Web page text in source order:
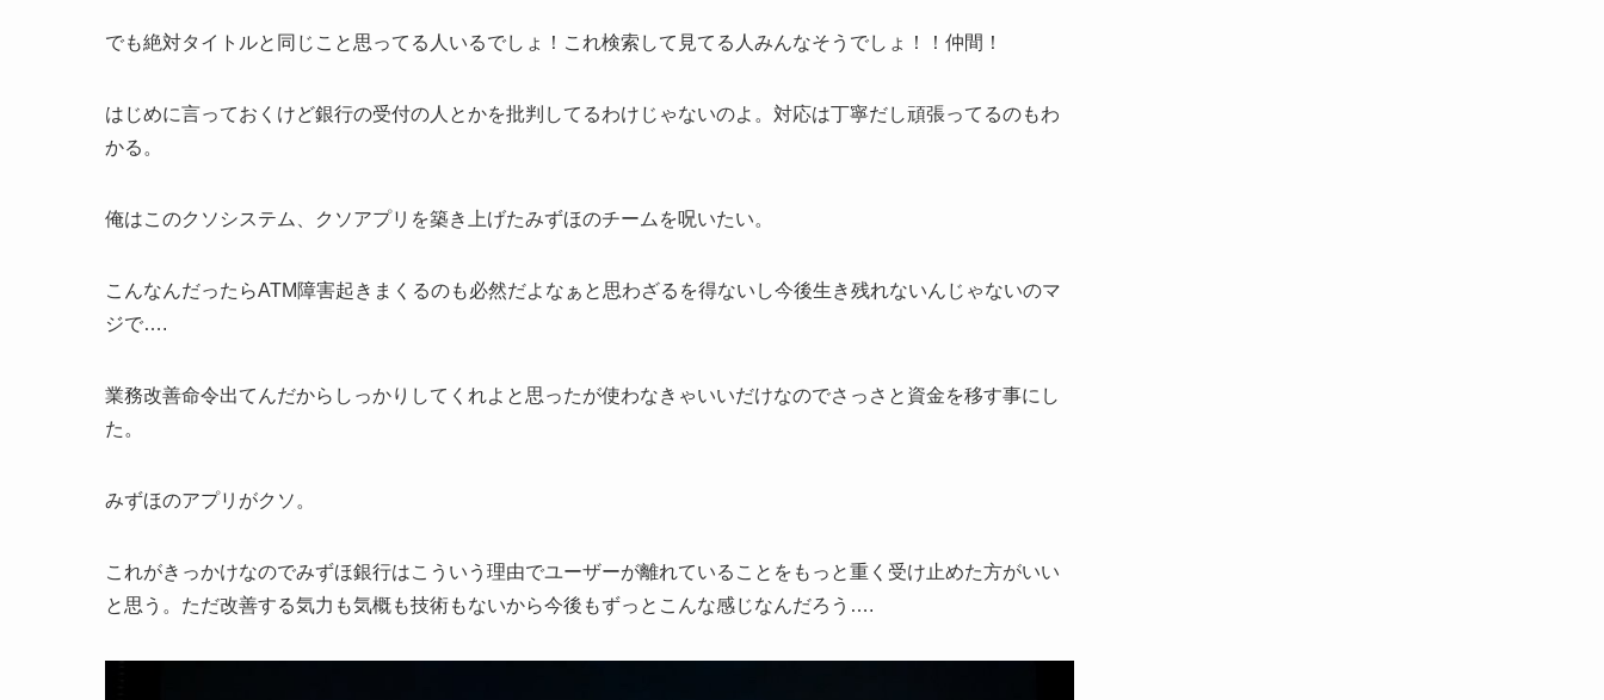
でも絶対タイトルと同じこと思ってる人いるでしょ！これ検索して見てる人みんなそうでしょ！！仲間！
はじめに言っておくけど銀行の受付の人とかを批判してるわけじゃないのよ。対応は丁寧だし頑張ってるのもわ
かる。
俺はこのクソシステム、クソアプリを築き上げたみずほのチームを呪いたい。
こんなんだったらATM障害起きまくるのも必然だよなぁと思わざるを得ないし今後生き残れないんじゃないのマ
ジで….
業務改善命令出てんだからしっかりしてくれよと思ったが使わなきゃいいだけなのでさっさと資金を移す事にし
た。
みずほのアプリがクソ。
これがきっかけなのでみずほ銀行はこういう理由でユーザーが離れていることをもっと重く受け止めた方がいい
と思う。ただ改善する気力も気概も技術もないから今後もずっとこんな感じなんだろう….